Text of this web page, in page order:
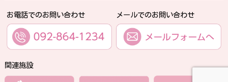
お電話でのお問い合わせ メールでのお問い合わせ
関連施設